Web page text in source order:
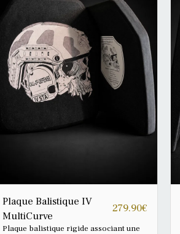
Plaque Balistique IV
MultiCurve
279.90€
Plaque balistique rigide associant une